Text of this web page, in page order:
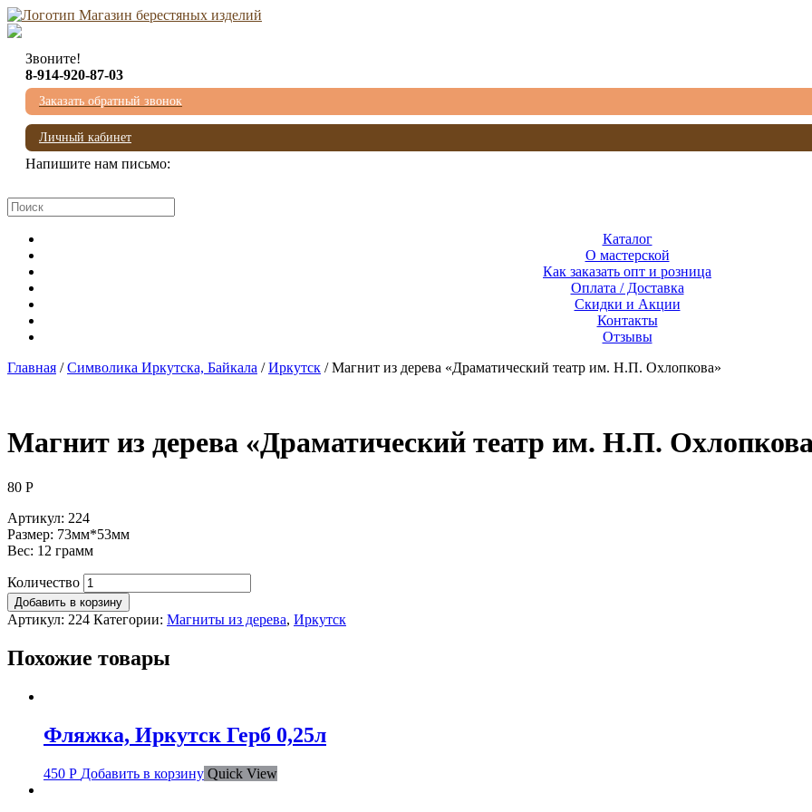
Звоните!
8-914-920-87-03
Заказать обратный звонок
Личный кабинет
Напишите нам письмо:
Каталог
О мастерской
Как заказать опт и розница
Оплата / Доставка
Скидки и Акции
Контакты
Отзывы
Главная /Символика Иркутска, Байкала /Иркутск / Магнит из дерева «Драматический театр им. Н.П. Охлопкова»
Магнит из дерева «Драматический театр им. Н.П.
80 Р
Артикул: 224
Размер: 73мм*53мм
Вес: 12 грамм
Количество
Добавить в корзину
Артикул: 224 Категории: Магниты из дерева, Иркутск
Похожие товары
Фляжка, Иркутск Герб 0,25л
450 Р Добавить в корзину Quick View